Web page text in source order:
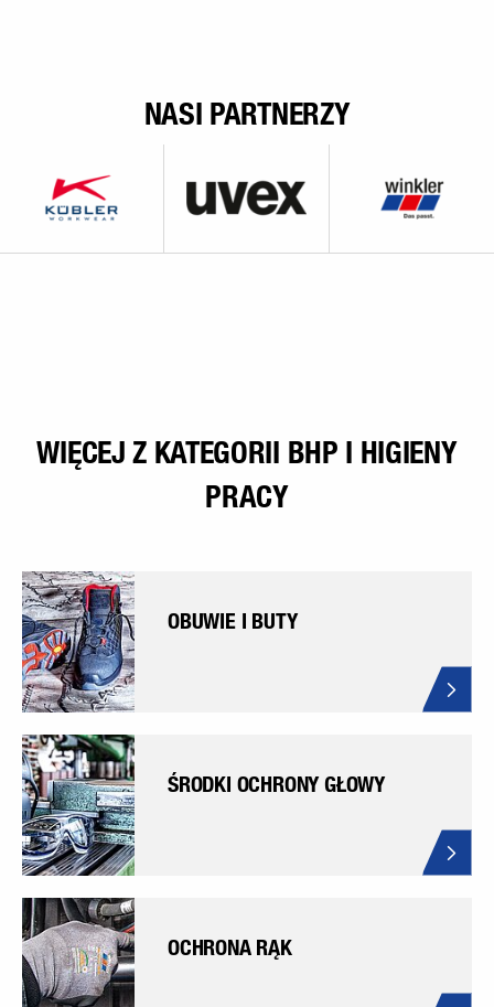
NASI PARTNERZY
WIĘCEJ Z KATEGORII BHP I HIGIENY
PRACY
OBUWIE I BUTY
ŚRODKI OCHRONY GŁOWY
OCHRONA RĄK